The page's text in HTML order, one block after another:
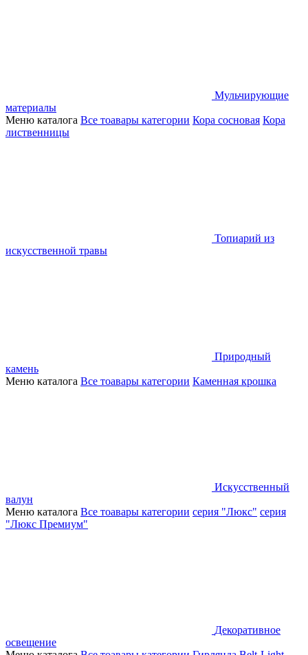
Мульчирующие
материалы
Меню каталога Все тоавары категории Кора сосновая Кора
лиственницы
Топиарий из
искусственной травы
Природный
камень
Меню каталога Все тоавары категории Каменная крошка
Искусственный
валун
Меню каталога Все тоавары категории серия "Люкс" серия
"Люкс Премиум"
Декоративное
освещение